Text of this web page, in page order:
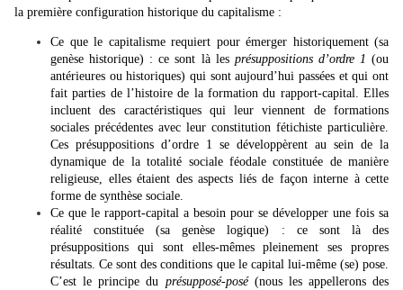
la première configuration historique du capitalisme :
Ce que le capitalisme requiert pour émerger historiquement (sa
genèse historique) : ce sont là les présuppositions d’ordre 1 (ou
antérieures ou historiques) qui sont aujourd’hui passées et qui ont
fait parties de l’histoire de la formation du rapport-capital. Elles
incluent des caractéristiques qui leur viennent de formations
sociales précédentes avec leur constitution fétichiste particulière.
Ces présuppositions d’ordre 1 se développèrent au sein de la
dynamique de la totalité sociale féodale constituée de manière
religieuse, elles étaient des aspects liés de façon interne à cette
forme de synthèse sociale.
Ce que le rapport-capital a besoin pour se développer une fois sa
réalité constituée (sa genèse logique) : ce sont là des
présuppositions qui sont elles-mêmes pleinement ses propres
résultats. Ce sont des conditions que le capital lui-même (se) pose.
C’est le principe du présupposé-posé (nous les appellerons des